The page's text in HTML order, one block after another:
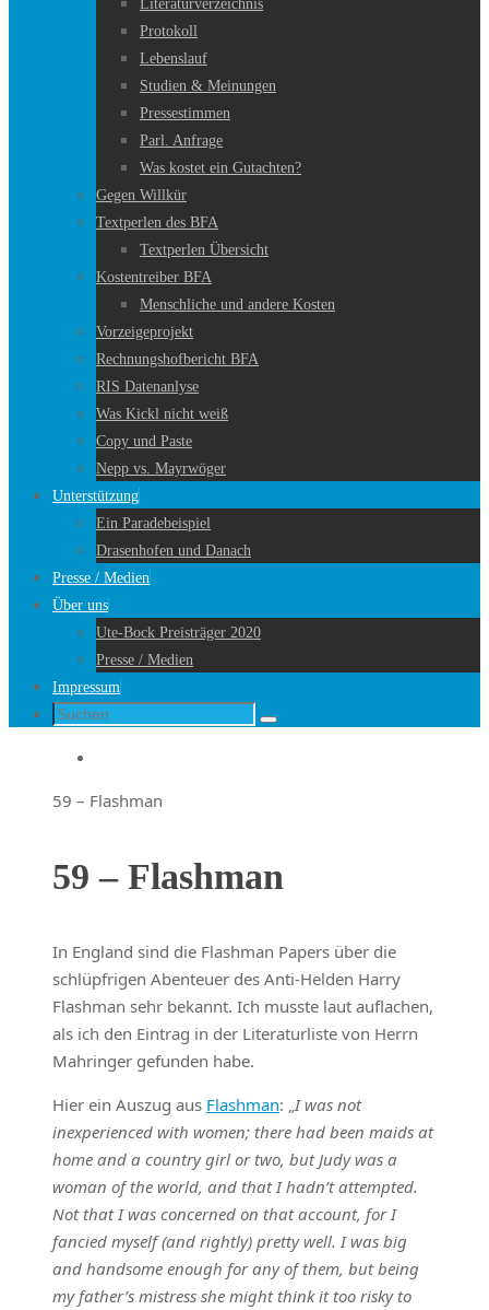
Literaturverzeichnis
Protokoll
Lebenslauf
Studien & Meinungen
Pressestimmen
Parl. Anfrage
Was kostet ein Gutachten?
Gegen Willkür
Textperlen des BFA
Textperlen Übersicht
Kostentreiber BFA
Menschliche und andere Kosten
Vorzeigeprojekt
Rechnungshofbericht BFA
RIS Datenanlyse
Was Kickl nicht weiß
Copy und Paste
Nepp vs. Mayrwöger
Unterstützung
Ein Paradebeispiel
Drasenhofen und Danach
Presse / Medien
Über uns
Ute-Bock Preisträger 2020
Presse / Medien
Impressum
Suche
Suchen
Startseite
59 – Flashman
59 – Flashman
In England sind die Flashman Papers über die
schlüpfrigen Abenteuer des Anti-Helden Harry
Flashman sehr bekannt. Ich musste laut auflachen,
als ich den Eintrag in der Literaturliste von Herrn
Mahringer gefunden habe.
Hier ein Auszug aus Flashman: „I was not
inexperienced with women; there had been maids at
home and a country girl or two, but Judy was a
woman of the world, and that I hadn’t attempted.
Not that I was concerned on that account, for I
fancied myself (and rightly) pretty well. I was big
and handsome enough for any of them, but being
my father’s mistress she might think it too risky to